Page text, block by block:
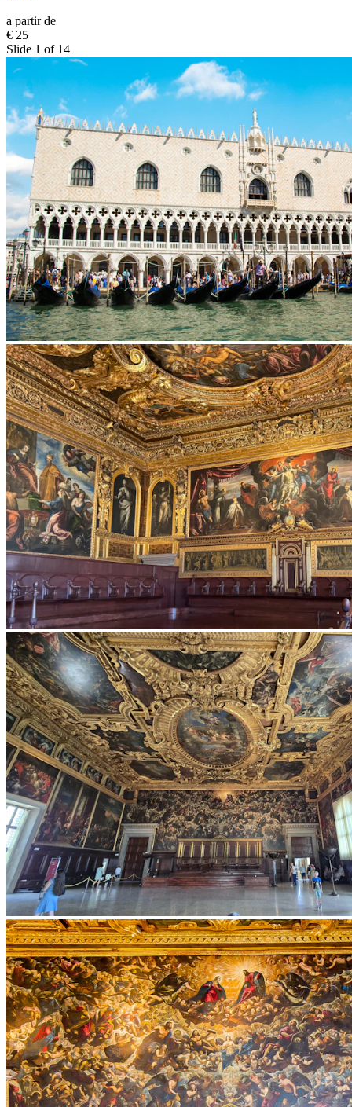
a partir de
€ 25
Slide 1 of 14